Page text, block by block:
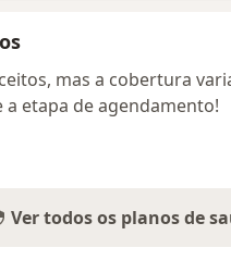
mas a cobertura
etapa de agendamento!
Ver todos os planos de